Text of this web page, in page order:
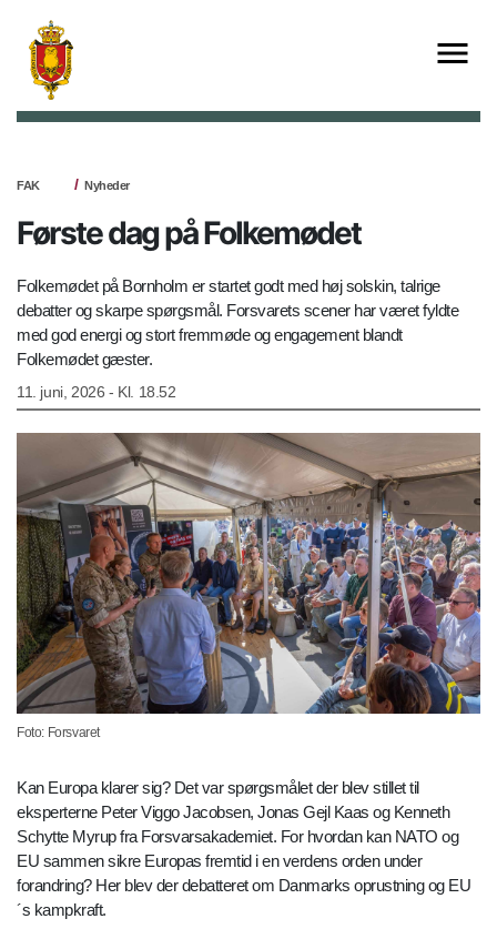
FAK Nyheder
Første dag på Folkemødet
Folkemødet på Bornholm er startet godt med høj solskin, talrige
debatter og skarpe spørgsmål. Forsvarets scener har været fyldte
med god energi og stort fremmøde og engagement blandt
Folkemødet gæster.
11. juni, 2026 - Kl. 18.52
Foto: Forsvaret
Kan Europa klarer sig? Det var spørgsmålet der blev stillet til
eksperterne Peter Viggo Jacobsen, Jonas Gejl Kaas og Kenneth
Schytte Myrup fra Forsvarsakademiet. For hvordan kan NATO og
EU sammen sikre Europas fremtid i en verdens orden under
forandring? Her blev der debatteret om Danmarks oprustning og EU
´s kampkraft.